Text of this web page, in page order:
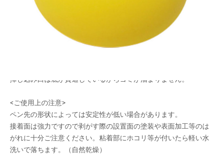
挿し込み口がペン先をしっかりホールドしてくれます。
細い鉛筆から太めの多色ペンまでいろいろ挿し込めます。
カラーバリエーションが豊富なので、本体とペンのコーディネー
挿し込み口は底が貫通しているからゴミが溜まりません。
<ご使用上の注意>
ペン先の形状によっては安定性が低い場合があります。
接着面は強力ですので剥がす際の設置面の塗装や表面加工等のは
がれに十分ご注意ください。粘着部にホコリ等が付いたら軽い水
洗いで落ちます。（自然乾燥）